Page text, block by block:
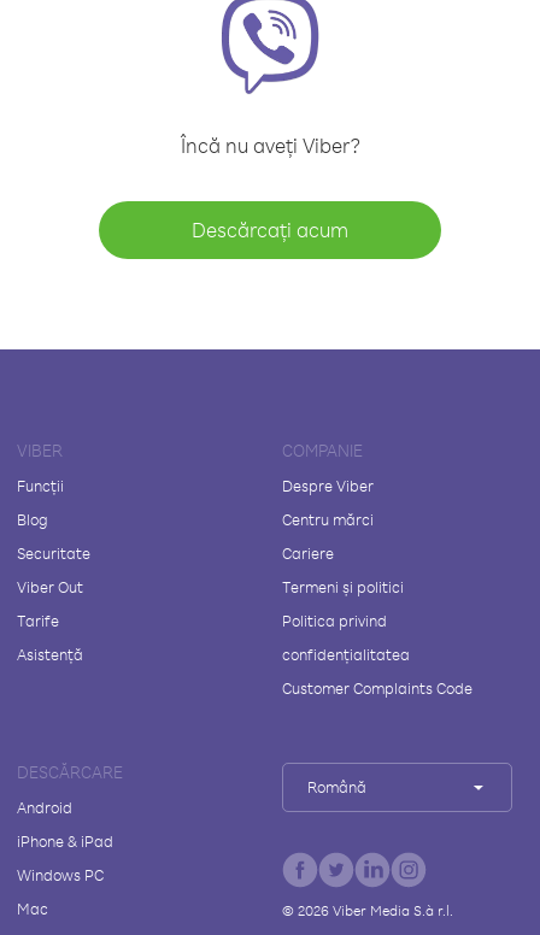
Încă nu aveți Viber?
Descărcați acum
VIBER
Funcții
Blog
Securitate
Viber Out
Tarife
Asistență
COMPANIE
Despre Viber
Centru mărci
Cariere
Termeni și politici
Politica privind
confidențialitatea
Customer Complaints Code
DESCĂRCARE
Android
iPhone & iPad
Windows PC
Mac
Română
© 2026Viber Media S.à r.l.